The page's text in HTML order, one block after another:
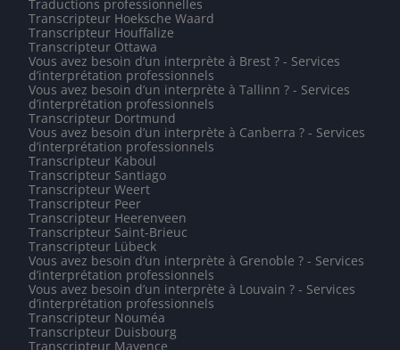
Traductions professionnelles
Transcripteur Hoeksche Waard
Transcripteur Houffalize
Transcripteur Ottawa
Vous avez besoin d’un interprète à Brest ? - Services
d’interprétation professionnels
Vous avez besoin d’un interprète à Tallinn ? - Services
d’interprétation professionnels
Transcripteur Dortmund
Vous avez besoin d’un interprète à Canberra ? - Services
d’interprétation professionnels
Transcripteur Kaboul
Transcripteur Santiago
Transcripteur Weert
Transcripteur Peer
Transcripteur Heerenveen
Transcripteur Saint-Brieuc
Transcripteur Lübeck
Vous avez besoin d’un interprète à Grenoble ? - Services
d’interprétation professionnels
Vous avez besoin d’un interprète à Louvain ? - Services
d’interprétation professionnels
Transcripteur Nouméa
Transcripteur Duisbourg
Transcripteur Mayence